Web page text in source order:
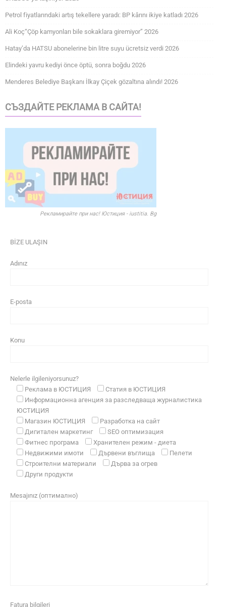
Petrol fiyatlarındaki artış tekellere yaradı: BP kârını ikiye katladı 2026
Ali Koç“Çöp kamyonları bile sokaklara giremiyor” 2026
Hatay’da HATSU abonelerine bin litre suyu ücretsiz verdi 2026
Elindeki yavru kediyi önce öptü, sonra boğdu 2026
Menderes Belediye Başkanı İlkay Çiçek gözaltına alındı! 2026
СЪЗДАЙТЕ РЕКЛАМА В САЙТА!
Рекламирайте при нас! Юстиция - iustitia. Bg
BİZE ULAŞIN
Adınız
E-posta
Konu
Nelerle ilgileniyorsunuz?
Реклама в ЮСТИЦИЯ
Статия в ЮСТИЦИЯ
Информационна агенция за разследваща журналистика
ЮСТИЦИЯ
Магазин ЮСТИЦИЯ
Разработка на сайт
Дигитален маркетинг
SEO оптимизация
Фитнес програма
Хранителен режим - диета
Недвижими имоти
Дървени въглища
Пелети
Строителни материали
Дърва за огрев
Други продукти
Mesajınız (оптимално)
Fatura bilgileri